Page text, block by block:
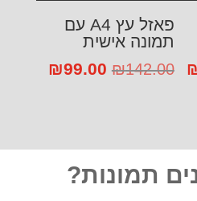
המחיר
פאזל עץ A4 עם
תמונה אישית
₪142.00
המחיר₪99.00
תמונות?